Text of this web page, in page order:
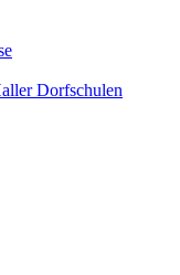
Dorfschulen